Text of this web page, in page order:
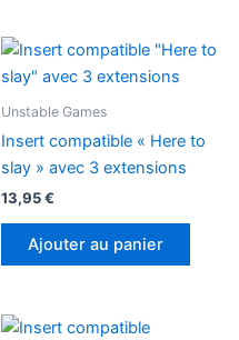
Unstable Games
Insert compatible « Here to
slay » avec 3 extensions
13,95€
Ajouter au panier